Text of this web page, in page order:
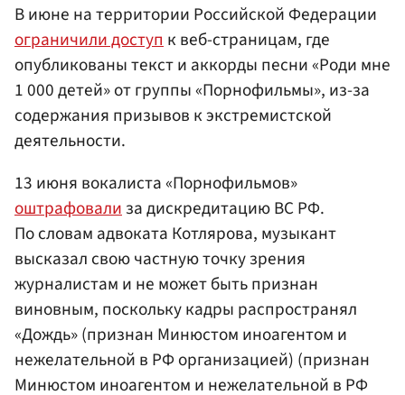
В июне на территории Российской Федерации
ограничили доступк веб-страницам, где
опубликованы текст и аккорды песни «Роди мне
1 000 детей» от группы «Порнофильмы», из-за
содержания призывов к экстремистской
деятельности.
13 июня вокалиста «Порнофильмов»
оштрафовализа дискредитацию ВС РФ.
По словам адвоката Котлярова, музыкант
высказал свою частную точку зрения
журналистам и не может быть признан
виновным, поскольку кадры распространял
«Дождь» (признан Минюстом иноагентом и
нежелательной в РФ организацией) (признан
Минюстом иноагентом и нежелательной в РФ